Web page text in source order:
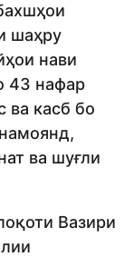
шаҳру
нави
43 нафар
ва касб бо
ва шуғли
Вазири